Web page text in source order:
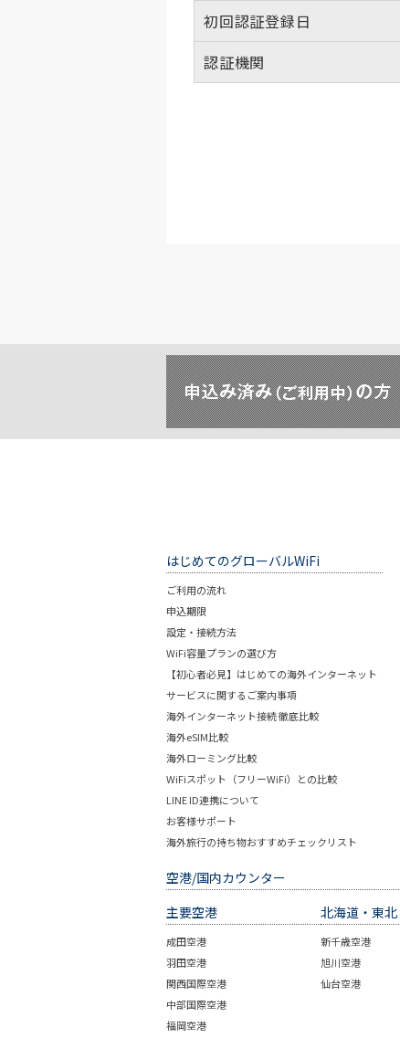
初回認証登録日
認証機関
はじめてのグローバルWiFi
ご利用の流れ
申込期限
設定・接続方法
WiFi容量プランの選び方
【初心者必見】はじめての海外インターネット
サービスに関するご案内事項
海外インターネット接続 徹底比較
海外eSIM比較
海外ローミング比較
WiFiスポット（フリーWiFi）との比較
LINE ID連携について
お客様サポート
海外旅行の持ち物おすすめチェックリスト
空港/国内カウンター
主要空港
成田空港
羽田空港
関西国際空港
中部国際空港
福岡空港
北海道・東北
新千歳空港
旭川空港
仙台空港